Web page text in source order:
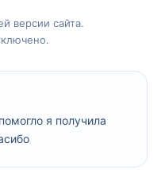
версии сайта.
я получила